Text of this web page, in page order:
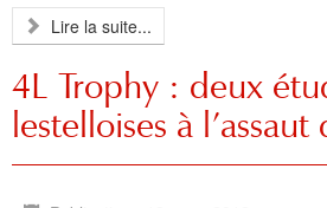
Lire la suite...
4L Trophy : deux
lestelloises à l’assaut